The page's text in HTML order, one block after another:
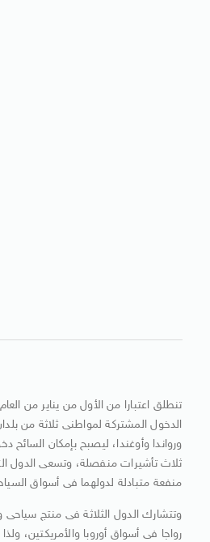
الدخول المشتركة لمواطنى ثلاثة من
ورواندا وأوغندا، ليصبح بإمكان السائح
ثلاث تأشيرات منفصلة، وتسعى الدول
منفعة متبادلة لدولهما فى أسواق
وتتشارك الدول الثلاثة فى منتج سياحى
رواجا فى أسواق أوروبا والأمريكتين،